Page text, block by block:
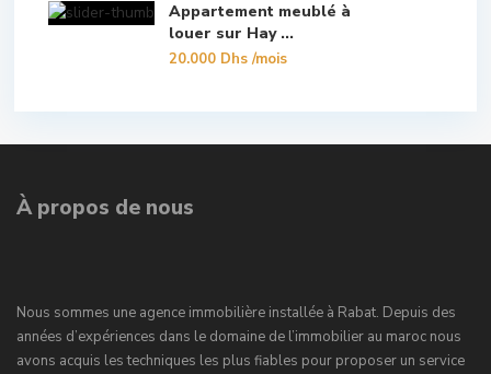
Appartement meublé à
louer sur Hay ...
20.000 Dhs/mois
À propos de nous
Nous sommes une agence immobilière installée à Rabat. Depuis des
années d’expériences dans le domaine de l’immobilier au maroc nous
avons acquis les techniques les plus fiables pour proposer un service